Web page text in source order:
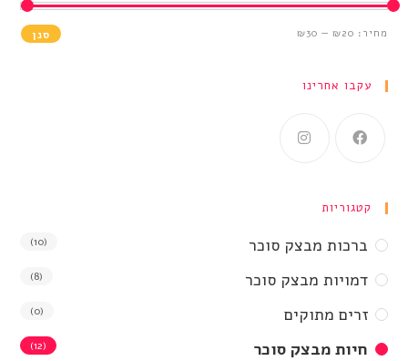
סנן מחיר: ₪20
—
₪30
עקבו אחרינו
קטגוריות
ברכות מבצק סוכר (10)
דמויות מבצק סוכר (8)
זרים מתוקים (0)
חיות מבצק סוכר (12)